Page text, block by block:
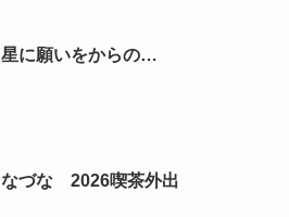
星に願いをからの…
なづな 2026喫茶外出